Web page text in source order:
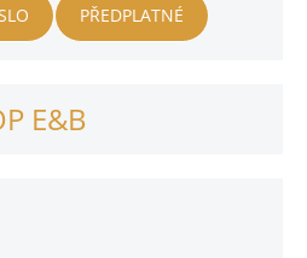
PŘEDPLATNÉ
E&B